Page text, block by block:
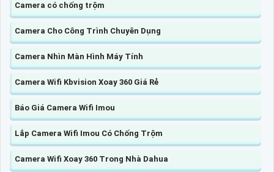
Camera có chống trộm
Camera Cho Công Trình Chuyên Dụng
Camera Nhìn Màn Hình Máy Tính
Camera Wifi Kbvision Xoay 360 Giá Rẻ
Báo Giá Camera Wifi Imou
Lắp Camera Wifi Imou Có Chống Trộm
Camera Wifi Xoay 360 Trong Nhà Dahua